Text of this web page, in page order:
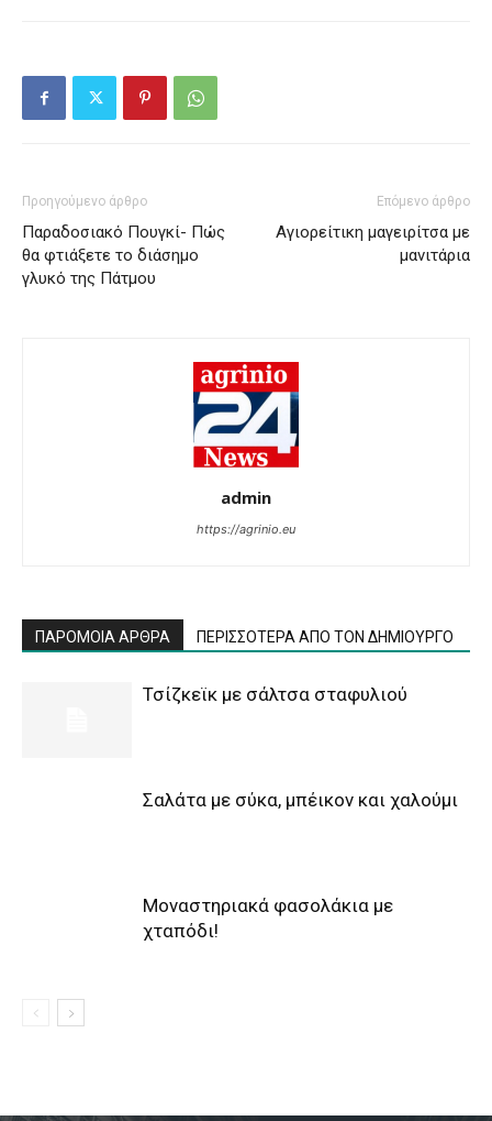
Προηγούμενο άρθρο
Παραδοσιακό Πουγκί- Πώς
θα φτιάξετε το διάσημο
γλυκό της Πάτμου
Επόμενο άρθρο
Αγιορείτικη μαγειρίτσα με
μανιτάρια
admin
https://agrinio.eu
ΠΑΡΟΜΟΙΑ ΑΡΘΡΑ ΠΕΡΙΣΣΟΤΕΡΑ ΑΠΟ ΤΟΝ ΔΗΜΙΟΥΡΓΟ
Τσίζκεϊκ με σάλτσα σταφυλιού
Σαλάτα με σύκα, μπέικον και χαλούμι
Μοναστηριακά φασολάκια με
χταπόδι!